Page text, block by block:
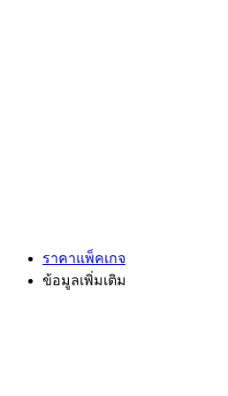
ราคาแพ็คเกจ
ข้อมูลเพิ่มเติม